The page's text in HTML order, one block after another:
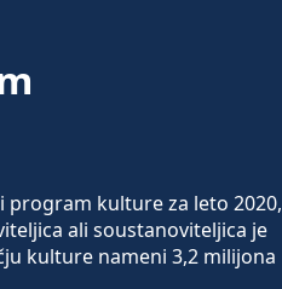
program kulture za leto 2020,
ali soustanoviteljica je
kulture nameni 3,2 milijona